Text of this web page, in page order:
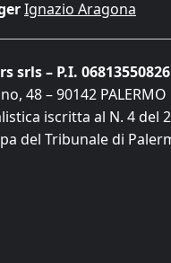
Ignazio Aragona
srls – P.I. 06813550826
48 – 90142 PALERMO
iscritta al N. 4 del
del Tribunale di